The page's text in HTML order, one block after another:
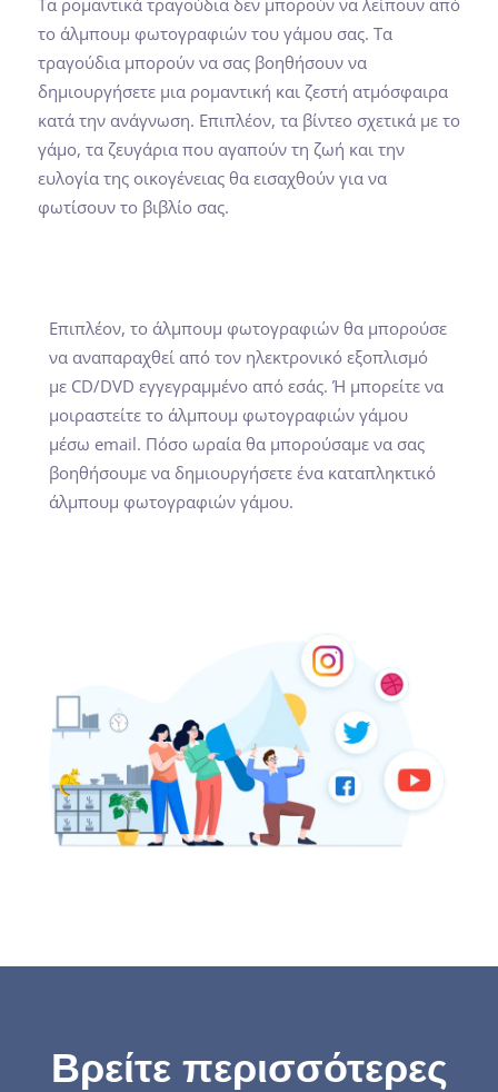
το άλμπουμ φωτογραφιών του γάμου σας. Τα
τραγούδια μπορούν να σας βοηθήσουν να
δημιουργήσετε μια ρομαντική και ζεστή ατμόσφαιρα
κατά την ανάγνωση. Επιπλέον, τα βίντεο σχετικά με το
γάμο, τα ζευγάρια που αγαπούν τη ζωή και την
ευλογία της οικογένειας θα εισαχθούν για να
φωτίσουν το βιβλίο σας.
Επιπλέον, το άλμπουμ φωτογραφιών θα μπορούσε
να αναπαραχθεί από τον ηλεκτρονικό εξοπλισμό
με CD/DVD εγγεγραμμένο από εσάς. Ή μπορείτε να
μοιραστείτε το άλμπουμ φωτογραφιών γάμου
μέσω email. Πόσο ωραία θα μπορούσαμε να σας
βοηθήσουμε να δημιουργήσετε ένα καταπληκτικό
άλμπουμ φωτογραφιών γάμου.
Βρείτε περισσότερες